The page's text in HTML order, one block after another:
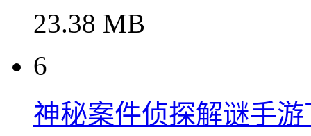
23.38 MB
6
神秘案件侦探解谜手游